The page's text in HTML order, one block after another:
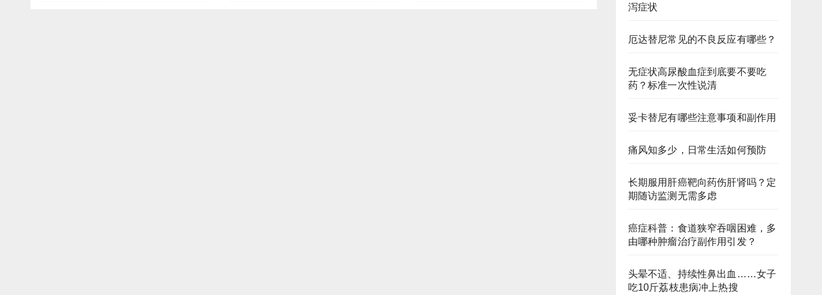
泻症状
厄达替尼常见的不良反应有哪些？
无症状高尿酸血症到底要不要吃
药？标准一次性说清
妥卡替尼有哪些注意事项和副作用
痛风知多少，日常生活如何预防
长期服用肝癌靶向药伤肝肾吗？定
期随访监测无需多虑
癌症科普：食道狭窄吞咽困难，多
由哪种肿瘤治疗副作用引发？
头晕不适、持续性鼻出血……女子
吃10斤荔枝患病冲上热搜